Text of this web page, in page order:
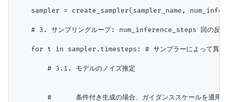
sampler = create_sampler(sampler_name,
    # 3. サンプリングループ: num_inference_steps 回の反復
for t in sampler.timesteps: # サンプラーによって異なる
        # 3.1. モデルのノイズ推定
#      条件付き生成の場合、ガイダンススケールを適用